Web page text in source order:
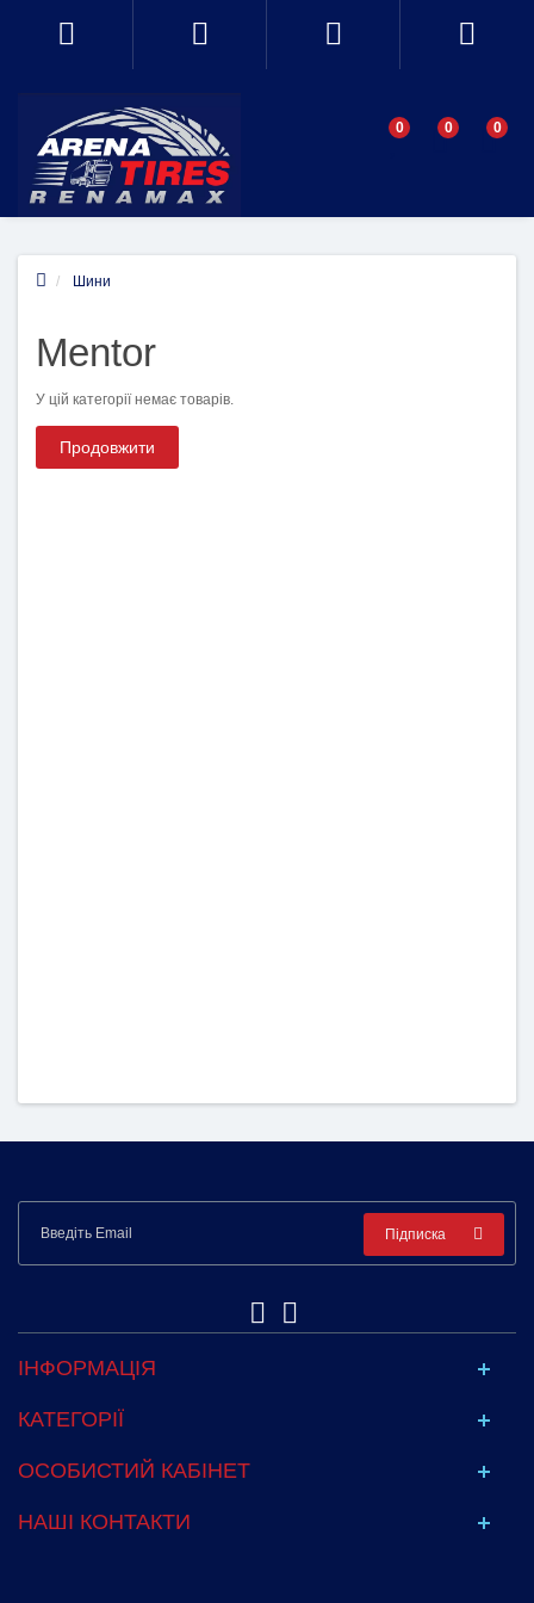
0 0 0
Шини
Mentor
У цій категорії немає товарів.
Продовжити
Підписка
ІНФОРМАЦІЯ
КАТЕГОРІЇ
ОСОБИСТИЙ КАБІНЕТ
НАШІ КОНТАКТИ